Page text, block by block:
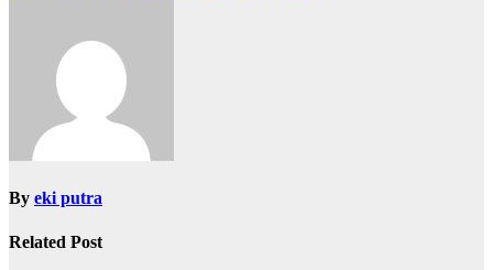
By eki putra
Related Post